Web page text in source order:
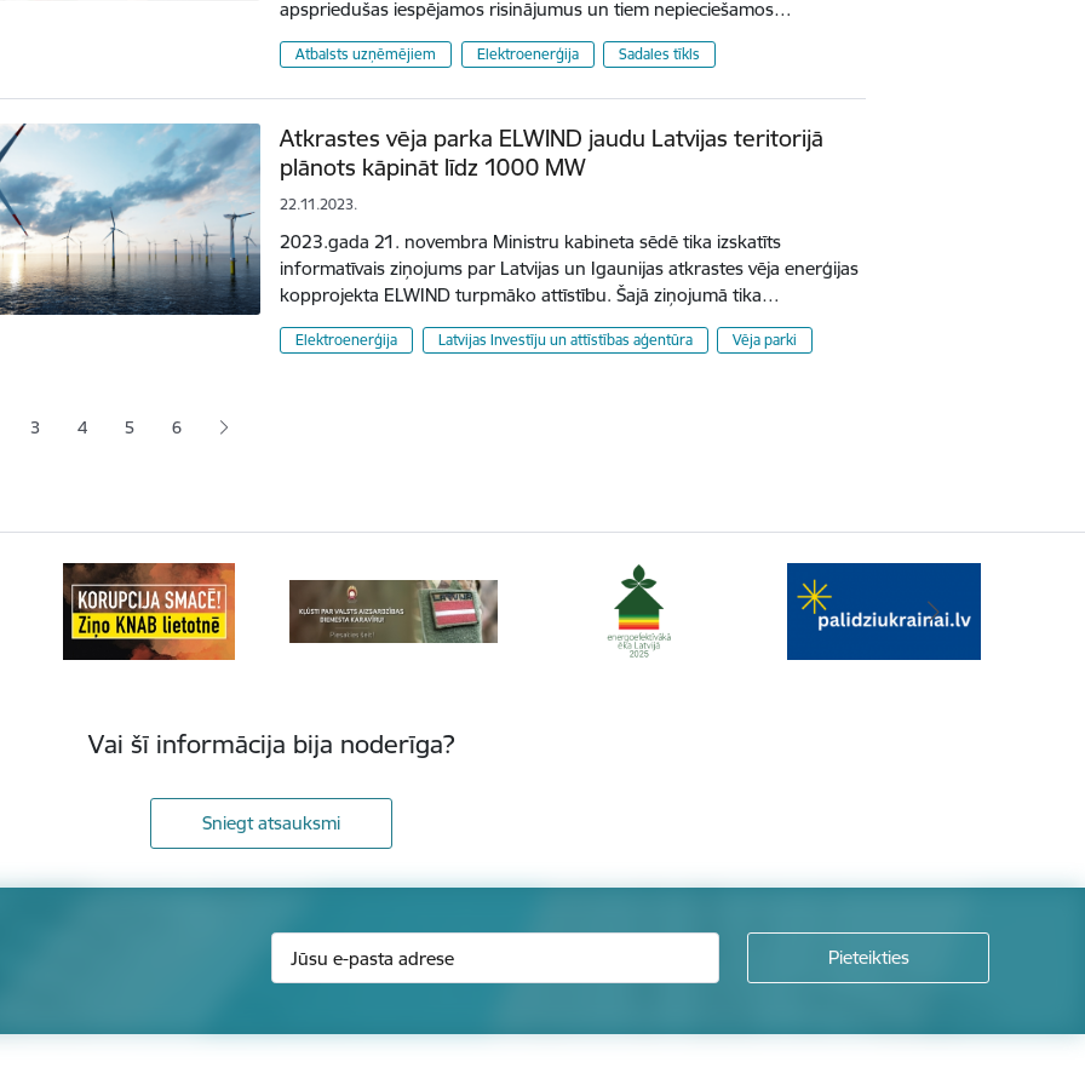
apspriedušas iespējamos risinājumus un tiem nepieciešamos…
Atbalsts uzņēmējiem Elektroenerģija Sadales tīkls
Atkrastes vēja parka ELWIND jaudu Latvijas teritorijā
plānots kāpināt līdz 1000 MW
22.11.2023.
2023.gada 21. novembra Ministru kabineta sēdē tika izskatīts
informatīvais ziņojums par Latvijas un Igaunijas atkrastes vēja enerģijas
kopprojekta ELWIND turpmāko attīstību. Šajā ziņojumā tika…
Elektroenerģija Latvijas Investīju un attīstības aģentūra Vēja parki
lapaLapa
3 Lapa
4 Lapa
5 6
Vai šī informācija bija noderīga?
Sniegt atsauksmi